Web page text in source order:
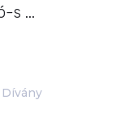
s ...
Dívány